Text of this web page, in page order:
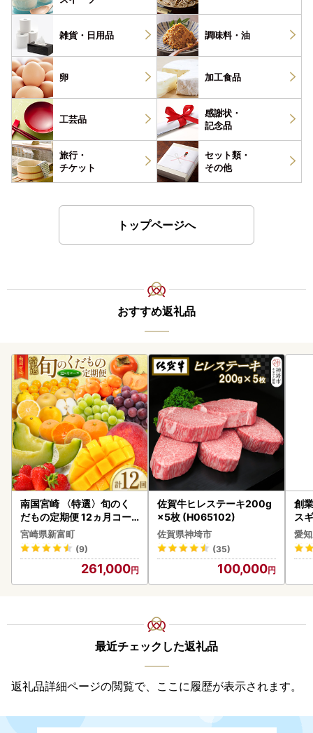
雑貨・ 日用品 調味料・ 油
卵 加工食品
工芸品
感謝状・
記念品
旅行・
チケット
セット類・
その他
トップページへ
おすすめ返礼品
南国宮崎 〈特選〉旬のく
だもの定期便 12ヵ月コー
ス【F84-25】
宮崎県新富町
(9)
261,000
佐賀牛ヒレステーキ200g
×5枚 (H065102)
佐賀県神埼市
(35)
100,000
創
ス
み
惣
ン
愛
最近チェックした返礼品
返礼品詳細ページの閲覧で、ここに履歴が表示されます。